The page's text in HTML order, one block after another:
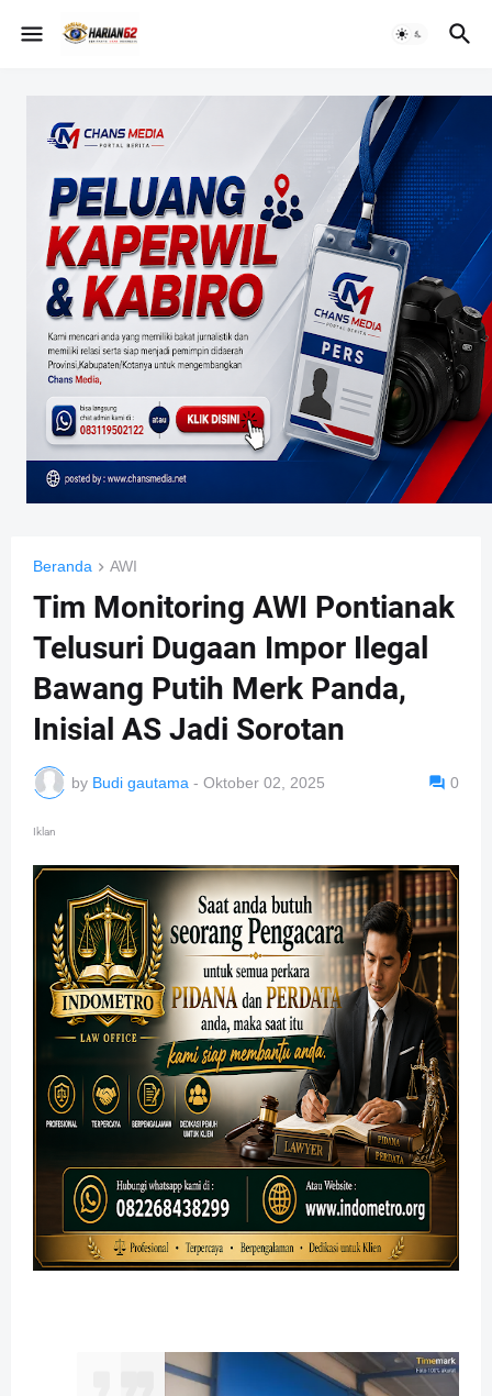
Beranda AWI
Tim Monitoring AWI Pontianak
Telusuri Dugaan Impor Ilegal
Bawang Putih Merk Panda,
Inisial AS Jadi Sorotan
by Budi gautama - Oktober 02, 2025 0
Iklan